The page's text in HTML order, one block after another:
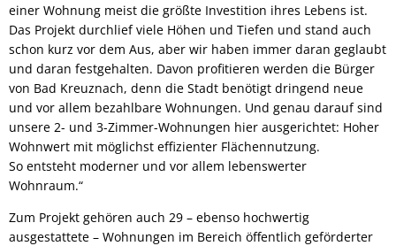
einer Wohnung meist die größte Investition ihres Lebens ist.
Das Projekt durchlief viele Höhen und Tiefen und stand auch
schon kurz vor dem Aus, aber wir haben immer daran geglaubt
und daran festgehalten. Davon profitieren werden die Bürger
von Bad Kreuznach, denn die Stadt benötigt dringend neue
und vor allem bezahlbare Wohnungen. Und genau darauf sind
unsere 2- und 3-Zimmer-Wohnungen hier ausgerichtet: Hoher
Wohnwert mit möglichst effizienter Flächennutzung.
So entsteht moderner und vor allem lebenswerter
Wohnraum.“
Zum Projekt gehören auch 29 – ebenso hochwertig
ausgestattete – Wohnungen im Bereich öffentlich geförderter